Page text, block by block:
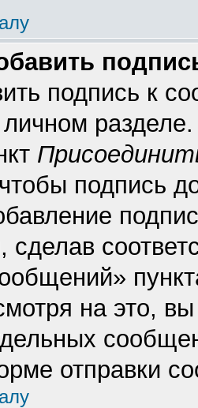
подпись к
личном
подпись
на это,
отправки